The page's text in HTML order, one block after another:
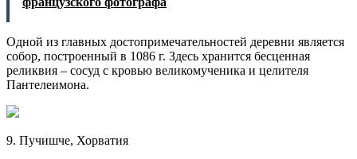
Одной из главных достопримечательностей деревни является
собор, построенный в 1086 г. Здесь хранится бесценная
реликвия – сосуд с кровью великомученика и целителя
Пантелеимона.
9. Пучишче, Хорватия